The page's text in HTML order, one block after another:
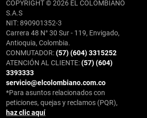
COPYRIGHT © 2026 EL COLOMBIANO
S.A.S
NIT: 890901352-3
Carrera 48 N° 30 Sur - 119, Envigado,
Antioquia, Colombia.
CONMUTADOR:(57) (604) 3315252
ATENCIÓN AL CLIENTE:(57) (604)
3393333
servicio@elcolombiano.com.co
*Para asuntos relacionados con
peticiones, quejas y reclamos (PQR),
haz clic aquí